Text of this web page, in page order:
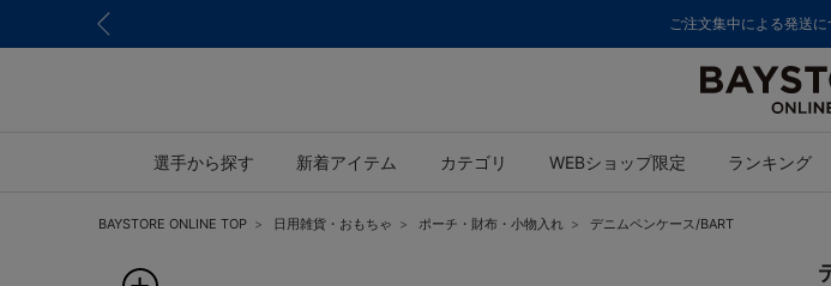
ご注文集中による発送
選手から探す 新着アイテム カテゴリ WEBショップ限定 ランキング
BAYSTORE ONLINE TOP 日用雑貨・おもちゃ ポーチ・財布・小物入れ デニムペンケース/BART